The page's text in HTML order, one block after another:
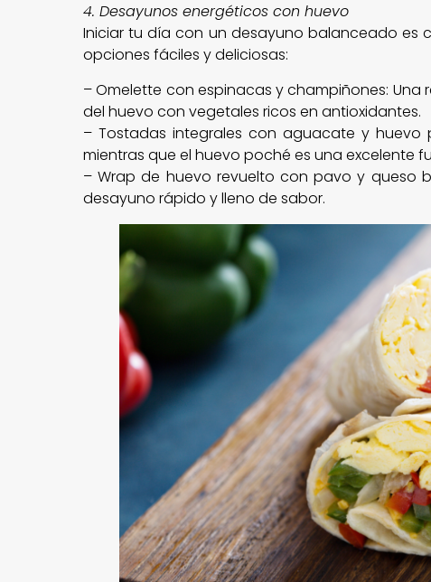
4. Desayunos energéticos con huevo
Iniciar tu día con un desayuno balanceado es
opciones fáciles y deliciosas:
– Omelette con espinacas y champiñones:
del huevo con vegetales ricos en antioxidantes.
– Tostadas integrales con aguacate y huevo
mientras que el huevo poché es una excelente
– Wrap de huevo revuelto con pavo y queso
desayuno rápido y lleno de sabor.